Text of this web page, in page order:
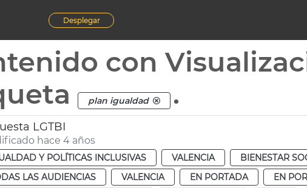
Desplegar
con
plan igualdad .
LGTBI
hace 4 años
Y POLÍTICAS INCLUSIVAS VALENCIA BIENESTAR
LAS AUDIENCIAS
VALENCIA EN PORTADA EN